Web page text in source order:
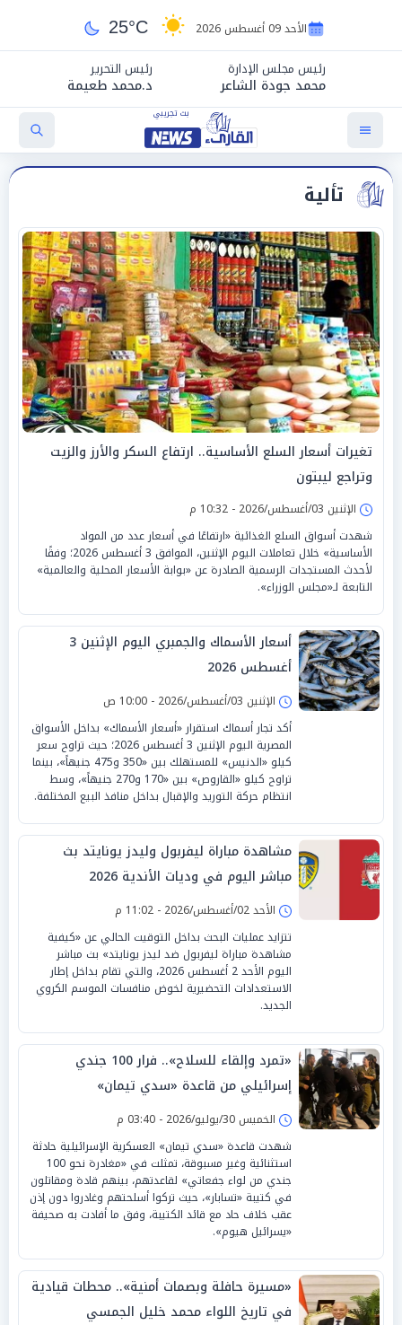
الأحد 09 أغسطس 2026 25°C
رئيس مجلس الإدارة
محمد جودة الشاعر
رئيس التحرير
د.محمد طعيمة
تألية
تغيرات أسعار السلع الأساسية.. ارتفاع السكر والأرز والزيت
وتراجع ليبتون
الإثنين 03/أغسطس/2026 - 10:32 م
شهدت أسواق السلع الغذائية «ارتفاعًا في أسعار عدد من المواد
الأساسية» خلال تعاملات اليوم الإثنين، الموافق 3 أغسطس 2026؛ وفقًا
لأحدث المستجدات الرسمية الصادرة عن «بوابة الأسعار المحلية والعالمية»
التابعة لـ«مجلس الوزراء».
أسعار الأسماك والجمبري اليوم الإثنين 3
أغسطس 2026
الإثنين 03/أغسطس/2026 - 10:00 ص
أكد تجار أسماك استقرار «أسعار الأسماك» بداخل الأسواق
المصرية اليوم الإثنين 3 أغسطس 2026؛ حيث تراوح سعر
كيلو «الدنيس» للمستهلك بين «350 و475 جنيهاً»، بينما
تراوح كيلو «القاروص» بين «170 و270 جنيهاً»، وسط
انتظام حركة التوريد والإقبال بداخل منافذ البيع المختلفة.
مشاهدة مباراة ليفربول وليدز يونايتد بث
مباشر اليوم في وديات الأندية 2026
الأحد 02/أغسطس/2026 - 11:02 م
تتزايد عمليات البحث بداخل التوقيت الحالي عن «كيفية
مشاهدة مباراة ليفربول ضد ليدز يونايتد» بث مباشر
اليوم الأحد 2 أغسطس 2026، والتي تقام بداخل إطار
الاستعدادات التحضيرية لخوض منافسات الموسم الكروي
الجديد.
«تمرد وإلقاء للسلاح».. فرار 100 جندي
إسرائيلي من قاعدة «سدي تيمان»
الخميس 30/يوليو/2026 - 03:40 م
شهدت قاعدة «سدي تيمان» العسكرية الإسرائيلية حادثة
استثنائية وغير مسبوقة، تمثلت في «مغادرة نحو 100
جندي من لواء جفعاتي» لقاعدتهم، بينهم قادة ومقاتلون
في كتيبة «تسابار»، حيث تركوا أسلحتهم وغادروا دون إذن
عقب خلاف حاد مع قائد الكتيبة، وفق ما أفادت به صحيفة
«يسرائيل هيوم».
«مسيرة حافلة وبصمات أمنية».. محطات قيادية
في تاريخ اللواء محمد خليل الجمسي